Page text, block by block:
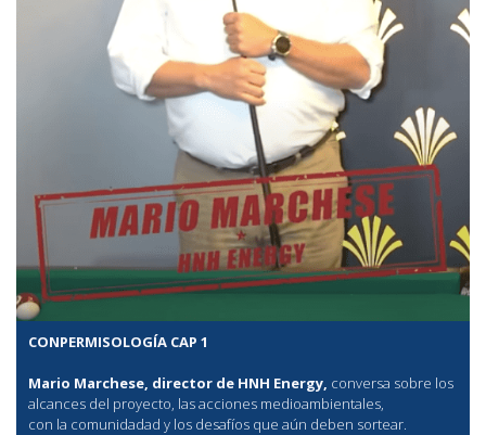
CONPERMISOLOGÍA CAP 1
Mario Marchese, director de HNH Energy, conversa sobre los
alcances del proyecto, las acciones medioambientales,
con la comunidadad y los desafíos que aún deben sortear.